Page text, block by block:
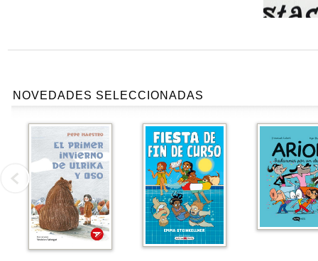
NOVEDADES SELECCIONADAS